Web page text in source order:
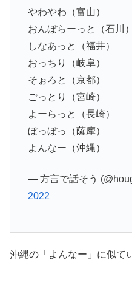
やわやわ（富山）
おんぼらーっと（石川）
しなあっと（福井）
おっちり（岐阜）
そぉろと（京都）
ごっとり（宮崎）
よーらっと（長崎）
ぼっぼっ（薩摩）
よんなー（沖縄）
— 方言で話そう
2022
沖縄の「よんなー」に似て